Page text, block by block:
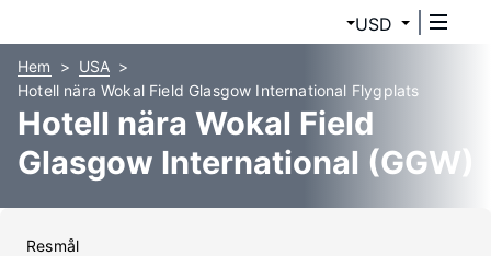
USD
Hem
USA
Hotell nära Wokal Field Glasgow International Flygplats
Hotell nära Wokal Field
Glasgow International (GGW)
Resmål